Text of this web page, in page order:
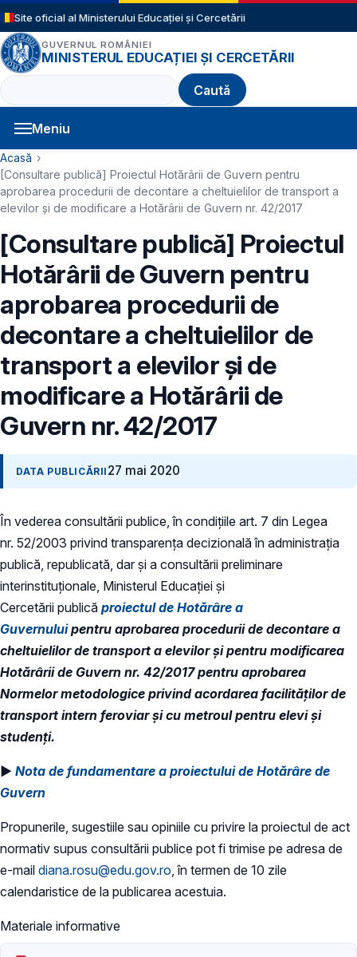
Sari la conținutul principal
Site oficial al Ministerului Educației și Cercetării
GUVERNUL ROMÂNIEI
MINISTERUL EDUCAȚIEI ȘI CERCETĂRII
Caută
Meniu
Navigație principală
Cale de navigare
Acasă
[Consultare publică] Proiectul Hotărârii de Guvern pentru
aprobarea procedurii de decontare a cheltuielilor de transport a
elevilor și de modificare a Hotărârii de Guvern nr. 42/2017
[Consultare publică] Proiectul
Hotărârii de Guvern pentru
aprobarea procedurii de
decontare a cheltuielilor de
transport a elevilor și de
modificare a Hotărârii de
Guvern nr. 42/2017
DATA PUBLICĂRII 27 mai 2020
În vederea consultării publice, în condiţiile art. 7 din Legea
nr. 52/2003 privind transparenţa decizională în administraţia
publică, republicată, dar și a consultării preliminare
interinstituționale, Ministerul Educaţiei și
Cercetării publică proiectul de Hotărâre a
Guvernuluipentru aprobarea procedurii de decontare a
cheltuielilor de transport a elevilor și pentru modificarea
Hotărârii de Guvern nr. 42/2017 pentru aprobarea
Normelor metodologice privind acordarea facilităților de
transport intern feroviar și cu metroul pentru elevi și
studenți.
► Nota de fundamentare a proiectului de Hotărâre de
Guvern
Propunerile, sugestiile sau opiniile cu privire la proiectul de act
normativ supus consultării publice pot fi trimise pe adresa de
e-mail diana.rosu@edu.gov.ro , în termen de 10 zile
calendaristice de la publicarea acestuia.
Materiale informative